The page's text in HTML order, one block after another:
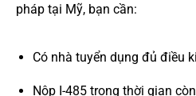
pháp tại Mỹ, bạn cần:
Có nhà tuyển dụng đủ điều
Nộp I-485 trong thời gian